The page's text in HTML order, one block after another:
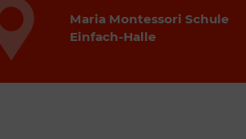
Maria Montessori Schule
Einfach-Halle